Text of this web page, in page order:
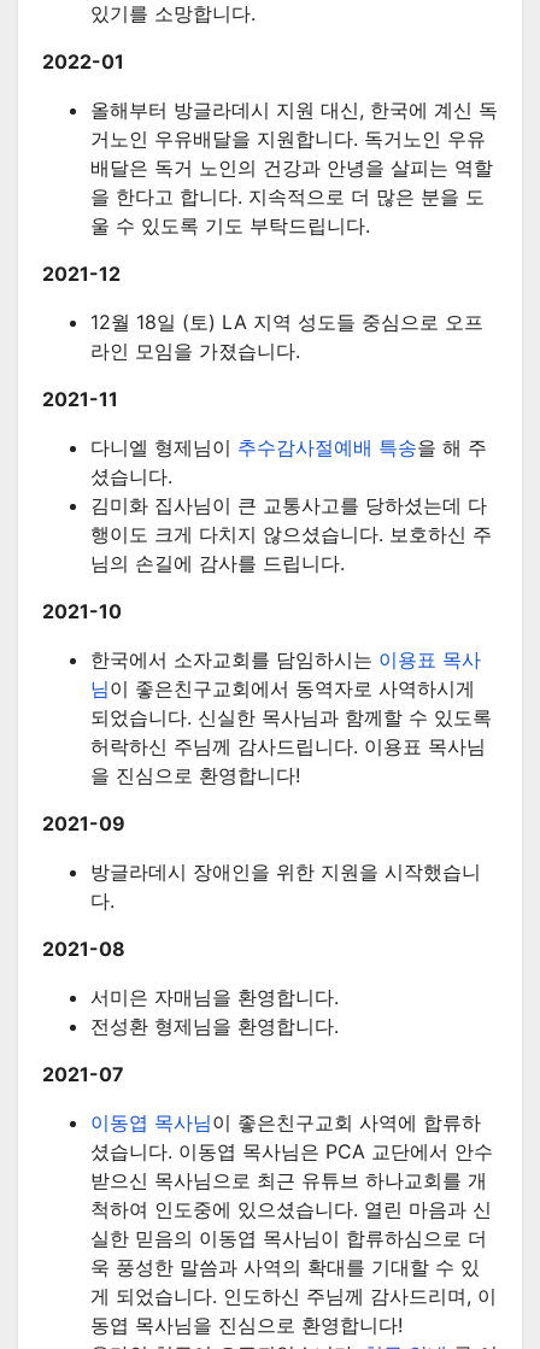
있기를 소망합니다.
2022-01
올해부터 방글라데시 지원 대신, 한국에 계신 독
거노인 우유배달을 지원합니다. 독거노인 우유
배달은 독거 노인의 건강과 안녕을 살피는 역할
을 한다고 합니다. 지속적으로 더 많은 분을 도
울 수 있도록 기도 부탁드립니다.
2021-12
12월 18일 (토) LA 지역 성도들 중심으로 오프
라인 모임을 가졌습니다.
2021-11
다니엘 형제님이 추수감사절예배 특송을 해 주
셨습니다.
김미화 집사님이 큰 교통사고를 당하셨는데 다
행이도 크게 다치지 않으셨습니다. 보호하신 주
님의 손길에 감사를 드립니다.
2021-10
한국에서 소자교회를 담임하시는 이용표 목사
님이 좋은친구교회에서 동역자로 사역하시게
되었습니다. 신실한 목사님과 함께할 수 있도록
허락하신 주님께 감사드립니다. 이용표 목사님
을 진심으로 환영합니다!
2021-09
방글라데시 장애인을 위한 지원을 시작했습니
다.
2021-08
서미은 자매님을 환영합니다.
전성환 형제님을 환영합니다.
2021-07
이동엽 목사님이 좋은친구교회 사역에 합류하
셨습니다. 이동엽 목사님은 PCA 교단에서 안수
받으신 목사님으로 최근 유튜브 하나교회를 개
척하여 인도중에 있으셨습니다. 열린 마음과 신
실한 믿음의 이동엽 목사님이 합류하심으로 더
욱 풍성한 말씀과 사역의 확대를 기대할 수 있
게 되었습니다. 인도하신 주님께 감사드리며, 이
동엽 목사님을 진심으로 환영합니다!